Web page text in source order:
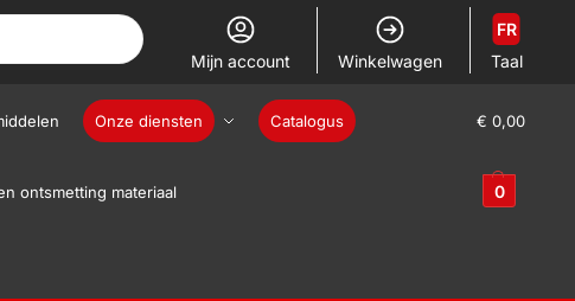
Mijn account Winkelwagen Taal
FR
Onze diensten Catalogus
ontsmetting materiaal
€ 0,00
0